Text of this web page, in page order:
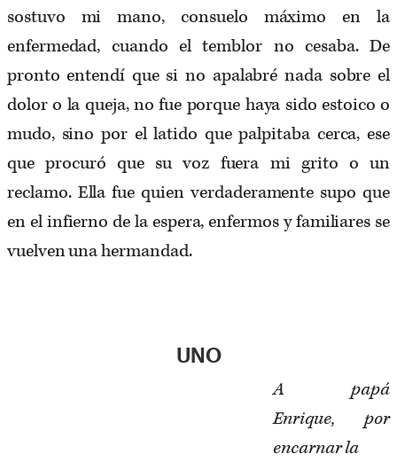
sostuvo mi mano, consuelo máximo en la
enfermedad, cuando el temblor no cesaba. De
pronto entendí que si no apalabré nada sobre el
dolor o la queja, no fue porque haya sido estoico o
mudo, sino por el latido que palpitaba cerca, ese
que procuró que su voz fuera mi grito o un
reclamo. Ella fue quien verdaderamente supo que
en el infierno de la espera, enfermos y familiares se
vuelven una hermandad.
UNO
A papá
Enrique, por
encarnar la